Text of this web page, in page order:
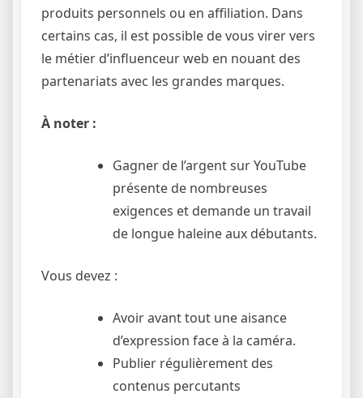
produits personnels ou en affiliation. Dans
certains cas, il est possible de vous virer vers
le métier d’influenceur web en nouant des
partenariats avec les grandes marques.
À noter :
Gagner de l’argent sur YouTube
présente de nombreuses
exigences et demande un travail
de longue haleine aux débutants.
Vous devez :
Avoir avant tout une aisance
d’expression face à la caméra.
Publier régulièrement des
contenus percutants